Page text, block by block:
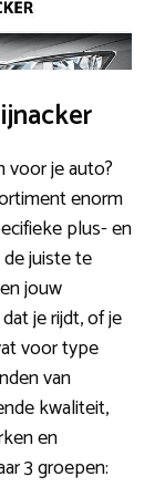
voor je auto?
enorm
plus- en
juiste te
jouw
je rijdt, of je
voor type
van
kwaliteit,
en
3 groepen: